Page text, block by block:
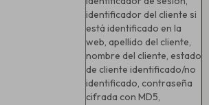
identificador del cliente si
está identificado en la
web, apellido del cliente,
nombre del cliente, estado
de cliente identificado/no
identificado, contraseña
cifrada con MD5,